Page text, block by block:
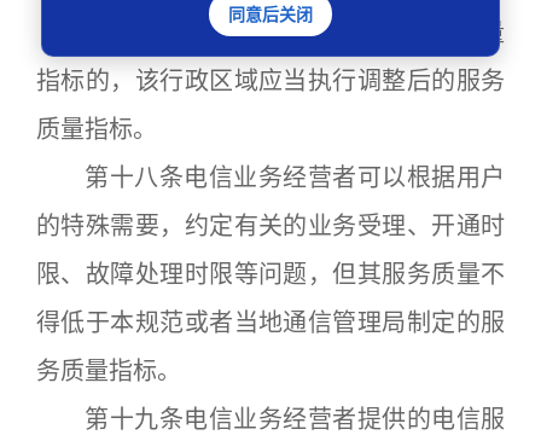
通信管理局按照前款规定调整服务质量
指标的，该行政区域应当执行调整后的服务
质量指标。
第十八条电信业务经营者可以根据用户
的特殊需要，约定有关的业务受理、开通时
限、故障处理时限等问题，但其服务质量不
得低于本规范或者当地通信管理局制定的服
务质量指标。
第十九条电信业务经营者提供的电信服
同意后关闭